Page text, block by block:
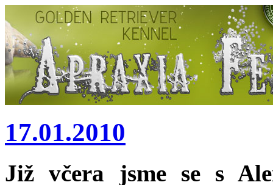
17.01.2010
Již včera jsme se s